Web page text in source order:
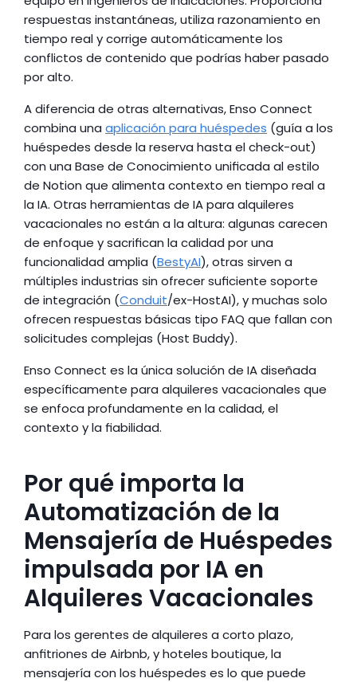
respuestas instantáneas, utiliza razonamiento en
tiempo real y corrige automáticamente los
conflictos de contenido que podrías haber pasado
por alto.
A diferencia de otras alternativas, Enso Connect
combina una aplicación para huéspedes (guía a los
huéspedes desde la reserva hasta el check-out)
con una Base de Conocimiento unificada al estilo
de Notion que alimenta contexto en tiempo real a
la IA. Otras herramientas de IA para alquileres
vacacionales no están a la altura: algunas carecen
de enfoque y sacrifican la calidad por una
funcionalidad amplia (BestyAI), otras sirven a
múltiples industrias sin ofrecer suficiente soporte
de integración (Conduit/ex-HostAI), y muchas solo
ofrecen respuestas básicas tipo FAQ que fallan con
solicitudes complejas (Host Buddy).
Enso Connect es la única solución de IA diseñada
específicamente para alquileres vacacionales que
se enfoca profundamente en la calidad, el
contexto y la fiabilidad.
Por qué importa la
Automatización de la
Mensajería de Huéspedes
impulsada por IA en
Alquileres Vacacionales
Para los gerentes de alquileres a corto plazo,
anfitriones de Airbnb, y hoteles boutique, la
mensajería con los huéspedes es lo que puede